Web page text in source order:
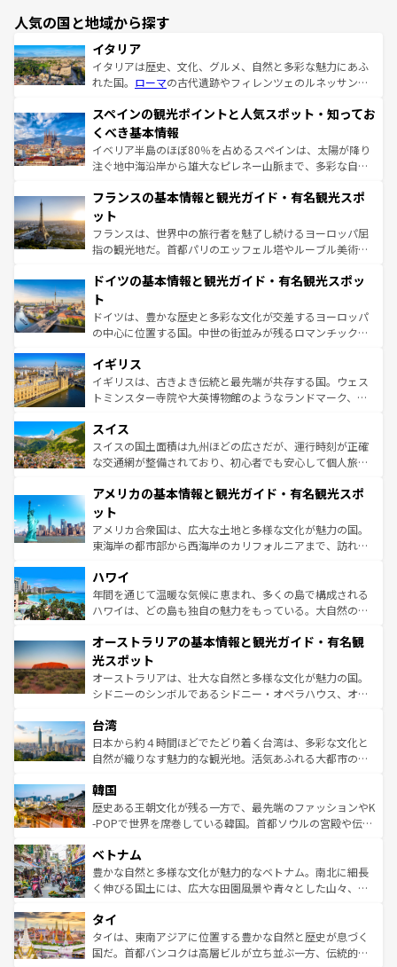
人気の国と地域から探す
イタリア
イタリアは歴史、文化、グルメ、自然と多彩な魅力にあふ
れた国。 ローマの古代遺跡やフィレンツェのルネッサンス
ろん、トスカーナの美しい田園風景やアマルフィ海岸の絶
景など、自然景観も見逃せない。観光の合間には、本場の
ピザやパスタなど、絶品のイタリア料理を堪能することも
できる。朝目覚めてから夜眠るまで、すべての瞬間を楽し
なお、新着のイタリア情報はコンテンツ一覧を参照してほ
しい。
スペインの観光ポイントと人気スポット・知ってお
くべき基本情報
イベリア半島のほぼ80％を占めるスペインは、太陽が降り
注ぐ地中海沿岸から雄大なピレネー山脈まで、多彩な自然
文化が根付くこの国では、情熱的なフラメンコ、熱気あふ
れる闘牛、そして美味しいタパスが生活の一部となってい
る。首都マドリードの洗練された雰囲気や、バルセロナの
アートに溢れた街角から、地方では古代ローマ遺跡や中世
せる。地方によって風土や気候が異なるスペインはその個
ンテンツ一覧 を参照してほしい。
フランスの基本情報と観光ガイド・有名観光スポ
ット
フランスは、世界中の旅行者を魅了し続けるヨーロッパ屈
指の観光地だ。首都パリのエッフェル塔やルーブル美術館
で、幅広い魅力が詰まっている。華麗な宮殿、歴史的な大
聖堂、美しいビーチ、そして豊かな自然が、訪れる者を心
から魅了する。また、フランスは美食の国としても知ら
れ、フランス料理はユネスコ無形文化遺産にも登録されて
香り高いラベンダー畑など、多彩な楽しみ方が可能だ。さ
らに、パリ以外の地域にも魅力が溢れており、どの街角に
も豊かな歴史と文化が息づいている。パリ以外の個性あふ
を参照してほしい。
ドイツの基本情報と観光ガイド・有名観光スポッ
ト
ドイツは、豊かな歴史と多彩な文化が交差するヨーロッパ
の中心に位置する国。中世の街並みが残るロマンチック街
顔を持つこの国は、どこを歩いても飽きることがない。ベ
ルリンの文化的活気、バイエルン州のアルプスの絶景、そ
してライン川沿いのワイン畑といった風景は必見。ビール
は、お酒好きな人にはぜひ体験してほしい。 なお、新着の
ドイツ情報はコンテンツ一覧を参照してほしい。
イギリス
イギリスは、古きよき伝統と最先端が共存する国。ウェス
トミンスター寺院や大英博物館のようなランドマーク、歴
リアごとに異なる魅力がある。また、優雅なアフタヌーン
ティー、ビール好きにはたまらない英国パブ、サッカー観
戦など、本場だからこそできる体験も豊富。イギリスを旅
ンツ一覧を参照してほしい。
スイス
スイスの国土面積は九州ほどの広さだが、運行時刻が正確
な交通網が整備されており、初心者でも安心して個人旅行
の建物がそのまま残る町や、スイスならではのユニークな
博物館もあり、アルプス観光だけでなく町歩きも満喫する
ことができる。国民の所得が高いため物価も高いが、旅行
者向けの交通パス提供のサービスもあり、うまく活用すれ
着のスイス情報は
アメリカの基本情報と観光ガイド・有名観光スポ
ット
アメリカ合衆国は、広大な土地と多様な文化が魅力の国。
東海岸の都市部から西海岸のカリフォルニアまで、訪れる
のような巨大都市は、観光、ショッピング、エンターテイ
ンメントが詰まった刺激的なスポットだ。一方、アメリカ
西部には大自然が広がり、グランドキャニオンやイエロー
部のニューオーリンズでは、音楽と美食が融合した独特の
文化が魅力。旅行者はアメリカの各地域で異なる魅力を楽
しみながら、その多様性と豊かな歴史を感じることができ
るだろう。車でのロードトリップや列車の旅も、アメリカ
情報は
ハワイ
年間を通じて温暖な気候に恵まれ、多くの島で構成される
ハワイは、どの島も独自の魅力をもっている。大自然の神
ワイ島は見逃せない。また、定番の観光地といえばオアフ
島だが、静かな自然を求めるならマウイ島やカウアイ島が
おすすめ。エメラルドグリーンに輝く海をはじめ、豊かな
文化や歴史が息づいている。「アロハスピリット」と呼ば
人々、おいしいローカルフードやハワイアンミュージッ
ク、伝統的なフラダンスなど、すべてがハワイの魅力を彩
っている。訪れるたびに新しい発見と感動が待っているハ
はコンテンツ一覧
オーストラリアの基本情報と観光ガイド・有名観
光スポット
オーストラリアは、壮大な自然と多様な文化が魅力の国。
シドニーのシンボルであるシドニー・オペラハウス、オー
リアリーフや大陸中央部にそびえるウルル（エアーズロッ
ク）、タスマニアの美しい原生林やケアンズの熱帯雨林な
ど、見どころがたくさん。また、カフェやワイン、オージ
いる。アクティビティも充実しており、サーフィンやダイ
ビング、ハイキングなど、アウトドア好きにはたまらな
い。オーストラリアの多彩な魅力を存分に味わいつくそ
参照してほしい。
台湾
日本から約４時間ほどでたどり着く台湾は、多彩な文化と
自然が織りなす魅力的な観光地。活気あふれる大都市の台
ン）、静ひつな山岳地帯である台湾東部など、都市の喧騒
と山間の静けさが共存しており、訪れる人に新しい発見と
驚きをもたらしてくれる。また、奥深い台湾の食文化も魅
容にもいいと評判のスイーツなど、バラエティ豊かな料理
が味わえる。 なお、新着の台湾情報は コンテンツ一覧を参
照してほしい。
韓国
歴史ある王朝文化が残る一方で、最先端のファッションやK
-POPで世界を席巻している韓国。首都ソウルの宮殿や伝統
き、地方に足を延ばせば四季折々の自然美を楽しむことが
できる。そして、キムチや焼肉、絶品のストリートフード
まで、さまざまな韓国料理が待っている。夜には、韓国な
リティに包まれながら、韓国の多彩な魅力を心ゆくまで味
わってみてほしい。 なお、新着の韓国情報はコンテンツ一
覧を参照してほしい。
ベトナム
豊かな自然と多様な文化が魅力的なベトナム。南北に細長
く伸びる国土には、広大な田園風景や青々とした山々、世
急速な発展と共に伝統が息づく。ハノイの古い町並みやホ
ーチミン市のフランス統治時代の建物も、独特の雰囲気を
醸し出している。また、バラエティの豊かさとおいしさで
タイ
タイは、東南アジアに位置する豊かな自然と歴史が息づく
国だ。首都バンコクは高層ビルが立ち並ぶ一方、伝統的な